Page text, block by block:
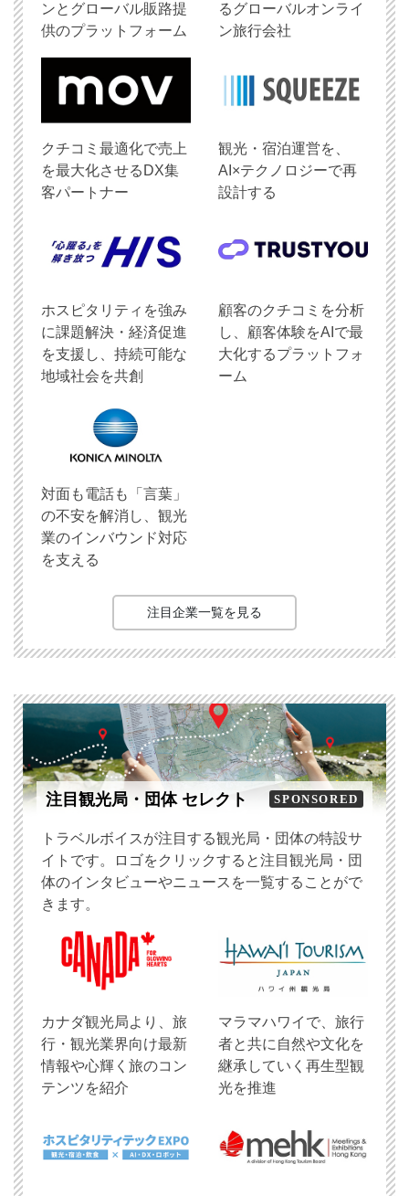
ンとグローバル販路提
供のプラットフォーム
るグローバルオンライ
ン旅行会社
クチコミ最適化で売上
を最大化させるDX集
客パートナー
観光・宿泊運営を、
AI×テクノロジーで再
設計する
ホスピタリティを強み
に課題解決・経済促進
を支援し、持続可能な
地域社会を共創
顧客のクチコミを分析
し、顧客体験をAIで最
大化するプラットフォ
ーム
対面も電話も「言葉」
の不安を解消し、観光
業のインバウンド対応
を支える
注目企業一覧を見る
注目観光局・団体 セレクト SPONSORED
トラベルボイスが注目する観光局・団体の特設サ
イトです。ロゴをクリックすると注目観光局・団
体のインタビューやニュースを一覧することがで
きます。
​カナダ観光局より、旅
行・観光業界向け最新
情報や心輝く旅のコン
テンツを紹介
マラマハワイで、旅行
者と共に自然や文化を
継承していく再生型観
光を推進